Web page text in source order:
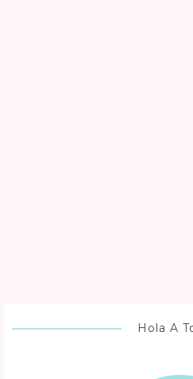
Hola A